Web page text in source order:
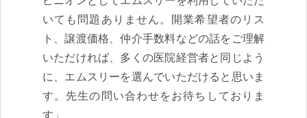
いても問題ありません。開業希望者のリス
ト、譲渡価格、仲介手数料などの話をご理解
いただければ、多くの医院経営者と同じよう
に、エムスリーを選んでいただけると思いま
す。先生の問い合わせをお待ちしておりま
す」